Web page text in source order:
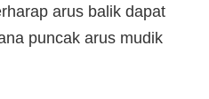
arus balik dapat
puncak arus mudik